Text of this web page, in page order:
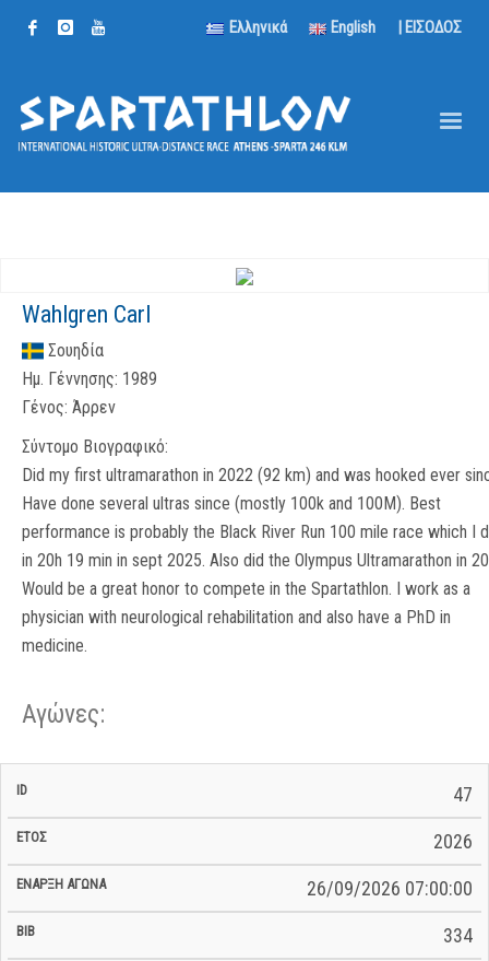
Ελληνικά English | ΕΙΣΟΔΟΣ
Wahlgren Carl
Σουηδία
Ημ. Γέννησης: 1989
Γένος: Άρρεν
Σύντομο Βιογραφικό:
Did my first ultramarathon in 2022 (92 km) and was hooked ever
Have done several ultras since (mostly 100k and 100M). Best
performance is probably the Black River Run 100 mile race which I
in 20h 19 min in sept 2025. Also did the Olympus Ultramarathon in
Would be a great honor to compete in the Spartathlon. I work as a
physician with neurological rehabilitation and also have a PhD in
medicine.
Αγώνες:
Αγώνα
Ημερομηνία
47
2026
26/09/2026 07:00:00
334